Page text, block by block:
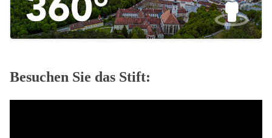
Besuchen Sie das Stift: